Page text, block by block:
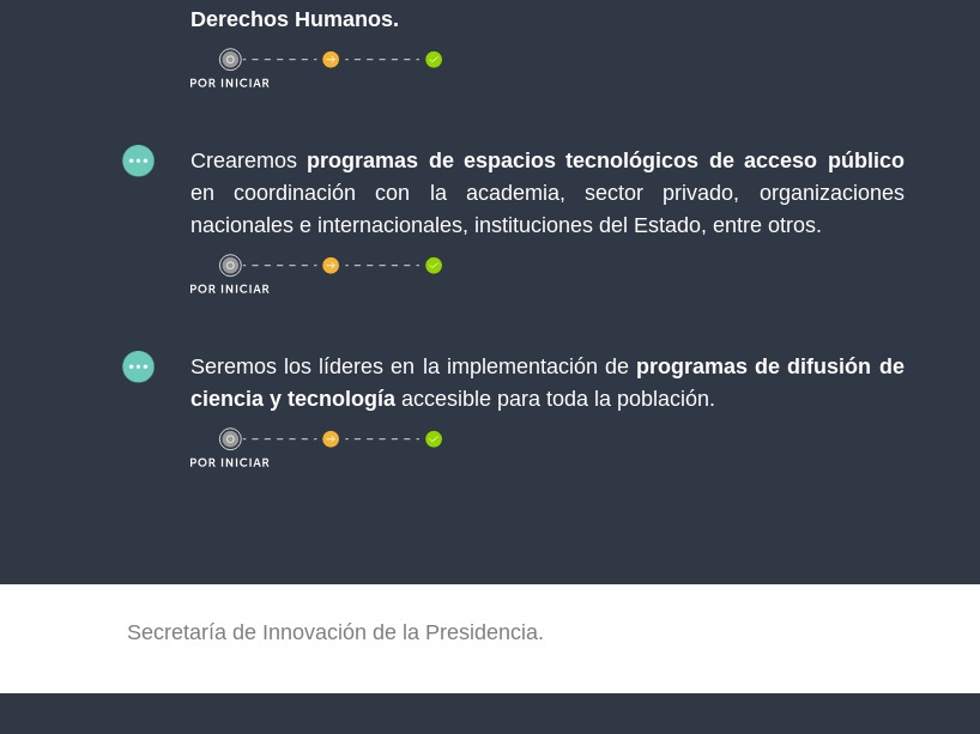
Derechos Humanos.
Crearemos programas de espacios tecnológicos de acceso público
en coordinación con la academia, sector privado, organizaciones
nacionales e internacionales, instituciones del Estado, entre otros.
Seremos los líderes en la implementación de programas de difusión de
ciencia y tecnologíaaccesible para toda la población.
Secretaría de Innovación de la Presidencia.